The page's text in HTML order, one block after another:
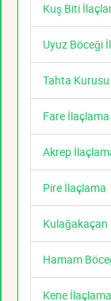
Kuş Biti
Uyuz Böceği
Tahta
Fare İlaçlama
Akrep
Pire İlaçlama
Kulağakaçan
Hamam
Kene İlaçlama